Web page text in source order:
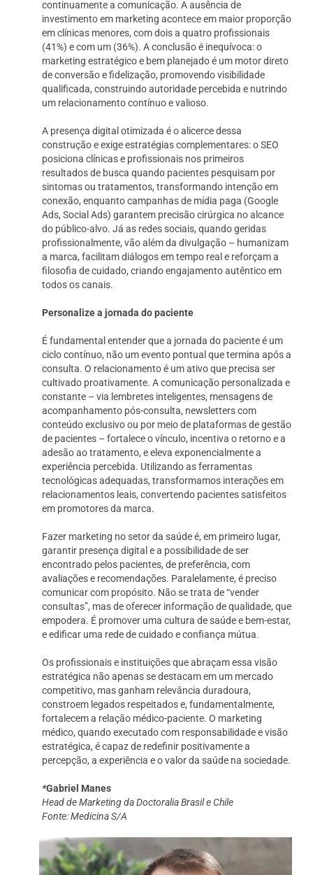
continuamente a comunicação. A ausência de
investimento em marketing acontece em maior proporção
em clínicas menores, com dois a quatro profissionais
(41%) e com um (36%). A conclusão é inequívoca: o
marketing estratégico e bem planejado é um motor direto
de conversão e fidelização, promovendo visibilidade
qualificada, construindo autoridade percebida e nutrindo
um relacionamento contínuo e valioso.
A presença digital otimizada é o alicerce dessa
construção e exige estratégias complementares: o SEO
posiciona clínicas e profissionais nos primeiros
resultados de busca quando pacientes pesquisam por
sintomas ou tratamentos, transformando intenção em
conexão, enquanto campanhas de mídia paga (Google
Ads, Social Ads) garantem precisão cirúrgica no alcance
do público-alvo. Já as redes sociais, quando geridas
profissionalmente, vão além da divulgação – humanizam
a marca, facilitam diálogos em tempo real e reforçam a
filosofia de cuidado, criando engajamento autêntico em
todos os canais.
Personalize a jornada do paciente
É fundamental entender que a jornada do paciente é um
ciclo contínuo, não um evento pontual que termina após a
consulta. O relacionamento é um ativo que precisa ser
cultivado proativamente. A comunicação personalizada e
constante – via lembretes inteligentes, mensagens de
acompanhamento pós-consulta, newsletters com
conteúdo exclusivo ou por meio de plataformas de gestão
de pacientes – fortalece o vínculo, incentiva o retorno e a
adesão ao tratamento, e eleva exponencialmente a
experiência percebida. Utilizando as ferramentas
tecnológicas adequadas, transformamos interações em
relacionamentos leais, convertendo pacientes satisfeitos
em promotores da marca.
Fazer marketing no setor da saúde é, em primeiro lugar,
garantir presença digital e a possibilidade de ser
encontrado pelos pacientes, de preferência, com
avaliações e recomendações. Paralelamente, é preciso
comunicar com propósito. Não se trata de “vender
consultas”, mas de oferecer informação de qualidade, que
empodera. É promover uma cultura de saúde e bem-estar,
e edificar uma rede de cuidado e confiança mútua.
Os profissionais e instituições que abraçam essa visão
estratégica não apenas se destacam em um mercado
competitivo, mas ganham relevância duradoura,
constroem legados respeitados e, fundamentalmente,
fortalecem a relação médico-paciente. O marketing
médico, quando executado com responsabilidade e visão
estratégica, é capaz de redefinir positivamente a
percepção, a experiência e o valor da saúde na sociedade.
*Gabriel Manes
Head de Marketing da Doctoralia Brasil e Chile
Fonte: Medicina S/A